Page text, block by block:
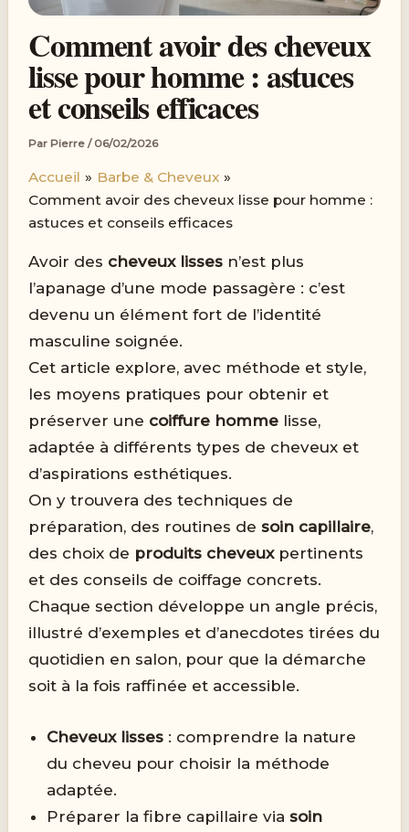
Comment avoir des cheveux
lisse pour homme : astuces
et conseils efficaces
Par Pierre/ 06/02/2026
Accueil
Barbe & Cheveux
Comment avoir des cheveux lisse pour homme :
astuces et conseils efficaces
Avoir des cheveux lisses n’est plus
l’apanage d’une mode passagère : c’est
devenu un élément fort de l’identité
masculine soignée.
Cet article explore, avec méthode et style,
les moyens pratiques pour obtenir et
préserver une coiffure homme lisse,
adaptée à différents types de cheveux et
d’aspirations esthétiques.
On y trouvera des techniques de
préparation, des routines desoin capillaire,
des choix de produits cheveuxpertinents
et des conseils de coiffage concrets.
Chaque section développe un angle précis,
illustré d’exemples et d’anecdotes tirées du
quotidien en salon, pour que la démarche
soit à la fois raffinée et accessible.
Cheveux lisses : comprendre la nature
du cheveu pour choisir la méthode
adaptée.
Préparer la fibre capillaire viasoin